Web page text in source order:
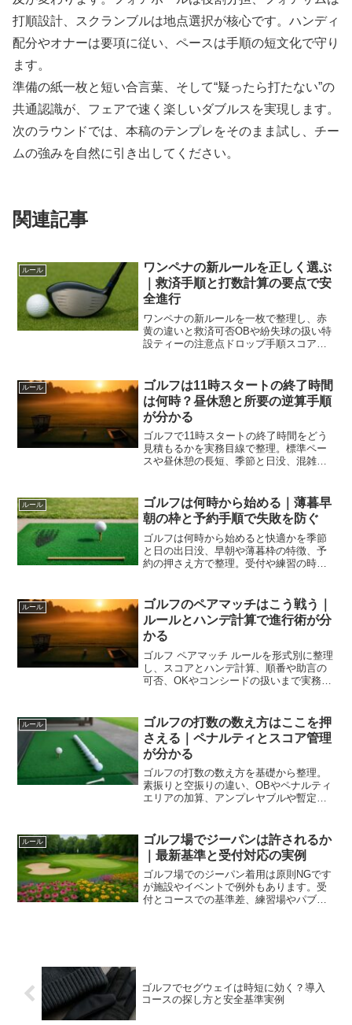
打順設計、スクランブルは地点選択が核心です。ハンディ
配分やオナーは要項に従い、ペースは手順の短文化で守り
ます。
準備の紙一枚と短い合言葉、そして“疑ったら打たない”の
共通認識が、フェアで速く楽しいダブルスを実現します。
次のラウンドでは、本稿のテンプレをそのまま試し、チー
ムの強みを自然に引き出してください。
関連記事
ルール
ワンペナの新ルールを正しく選ぶ
｜救済手順と打数計算の要点で安
全進行
ワンペナの新ルールを一枚で整理し、赤
黄の違いと救済可否OBや紛失球の扱い特
設ティーの注意点ドロップ手順スコア計
ルール
ゴルフは11時スタートの終了時間
は何時？昼休憩と所要の逆算手順
が分かる
ゴルフで11時スタートの終了時間をどう
見積もるかを実務目線で整理。標準ペー
スや昼休憩の長短、季節と日没、混雑や
ルール
ゴルフは何時から始める｜薄暮早
朝の枠と予約手順で失敗を防ぐ
ゴルフは何時から始めると快適かを季節
と日の出日没、早朝や薄暮枠の特徴、予
約の押さえ方で整理。受付や練習の時刻
す。
ルール
ゴルフのペアマッチはこう戦う｜
ルールとハンデ計算で進行術が分
かる
ゴルフ ペアマッチ ルールを形式別に整理
し、スコアとハンデ計算、順番や助言の
可否、OKやコンシードの扱いまで実務目
ルール
ゴルフの打数の数え方はここを押
さえる｜ペナルティとスコア管理
が分かる
ゴルフの打数の数え方を基礎から整理。
素振りと空振りの違い、OBやペナルティ
エリアの加算、アンプレヤブルや暫定球
態へ導きます
ルール
ゴルフ場でジーパンは許されるか
｜最新基準と受付対応の実例
ゴルフ場でのジーパン着用は原則NGです
が施設やイベントで例外もあります。受
付とコースでの基準差、練習場やパブリ
ゴルフでセグウェイは時短に効く？導入
コースの探し方と安全基準実例